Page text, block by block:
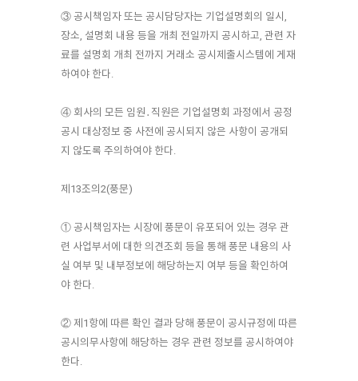
③ 공시책임자 또는 공시담당자는 기업설명회의 일시,
장소, 설명회 내용 등을 개최 전일까지 공시하고, 관련 자
료를 설명회 개최 전까지 거래소 공시제출시스템에 게재
하여야 한다.
④ 회사의 모든 임원․직원은 기업설명회 과정에서 공정
공시 대상정보 중 사전에 공시되지 않은 사항이 공개되
지 않도록 주의하여야 한다.
제13조의2(풍문)
① 공시책임자는 시장에 풍문이 유포되어 있는 경우 관
련 사업부서에 대한 의견조회 등을 통해 풍문 내용의 사
실 여부 및 내부정보에 해당하는지 여부 등을 확인하여
야 한다.
② 제1항에 따른 확인 결과 당해 풍문이 공시규정에 따른
공시의무사항에 해당하는 경우 관련 정보를 공시하여야
한다.